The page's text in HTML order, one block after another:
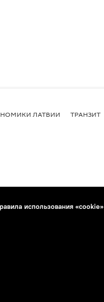
ЛАТВИИ ТРАНЗИТ
использования «cookie»